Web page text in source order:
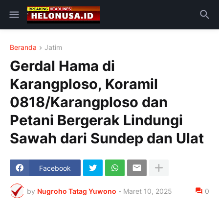
Beranda Jatim
Gerdal Hama di
Karangploso, Koramil
0818/Karangploso dan
Petani Bergerak Lindungi
Sawah dari Sundep dan Ulat
Facebook
by Nugroho Tatag Yuwono - Maret 10, 2025 0